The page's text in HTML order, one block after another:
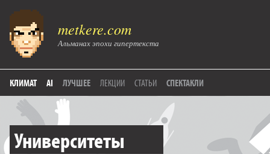
metkere.com
Альманах эпохи гипертекста
КЛИМАТ AI ЛУЧШЕЕ ЛЕКЦИИ СТАТЬИ СПЕКТАКЛИ
Университеты